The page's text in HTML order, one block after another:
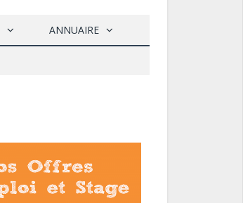
ANNUAIRE